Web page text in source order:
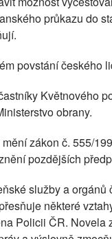
průkazu do
povstání českého
Květnového
obrany.
zákon č. 555/
pozdějších
služby a orgánů
některé
Policii ČR. Novela